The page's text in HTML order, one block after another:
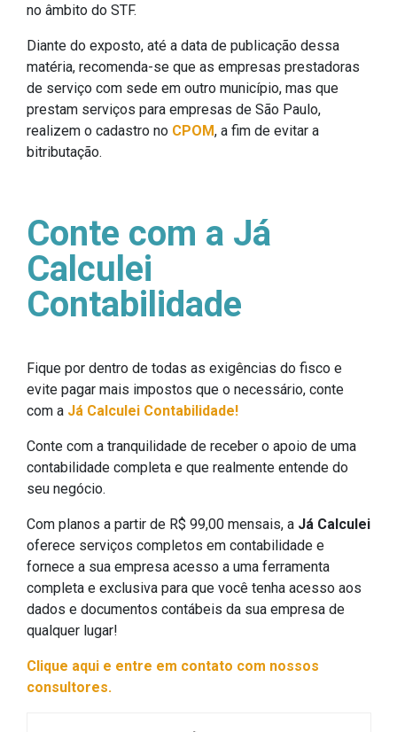
no âmbito do STF.
Diante do exposto, até a data de publicação dessa
matéria, recomenda-se que as empresas prestadoras
de serviço com sede em outro município, mas que
prestam serviços para empresas de São Paulo,
realizem o cadastro no CPOM, a fim de evitar a
bitributação.
Conte com a Já
Calculei
Contabilidade
Fique por dentro de todas as exigências do fisco e
evite pagar mais impostos que o necessário, conte
com a Já Calculei Contabilidade!
Conte com a tranquilidade de receber o apoio de uma
contabilidade completa e que realmente entende do
seu negócio.
Com planos a partir de R$ 99,00 mensais, a Já Calculei
oferece serviços completos em contabilidade e
fornece a sua empresa acesso a uma ferramenta
completa e exclusiva para que você tenha acesso aos
dados e documentos contábeis da sua empresa de
qualquer lugar!
Clique aqui e entre em contato com nossos
consultores.